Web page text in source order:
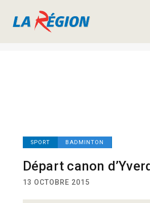
SPORT BADMINTON
Départ canon
13 OCTOBRE 2015